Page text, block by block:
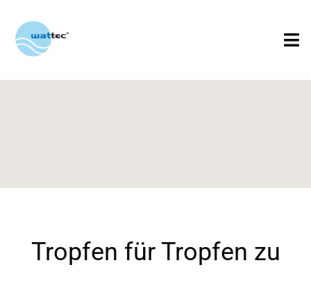
Tropfen für Tropfen zu